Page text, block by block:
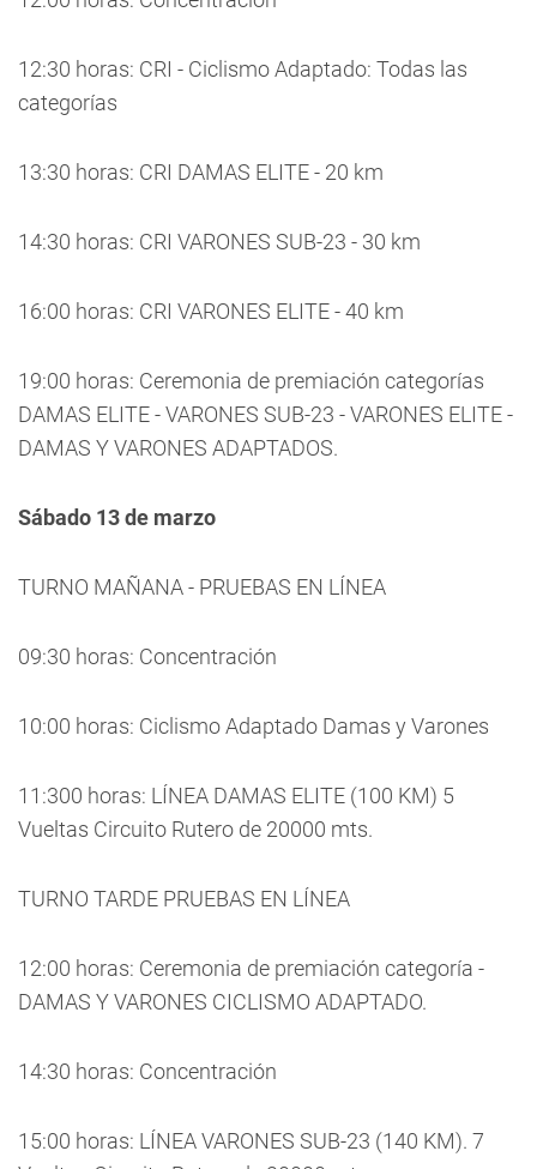
12:30 horas: CRI - Ciclismo Adaptado: Todas las
categorías
13:30 horas: CRI DAMAS ELITE - 20 km
14:30 horas: CRI VARONES SUB-23 - 30 km
16:00 horas: CRI VARONES ELITE - 40 km
19:00 horas: Ceremonia de premiación categorías
DAMAS ELITE - VARONES SUB-23 - VARONES ELITE -
DAMAS Y VARONES ADAPTADOS.
Sábado 13 de marzo
TURNO MAÑANA - PRUEBAS EN LÍNEA
09:30 horas: Concentración
10:00 horas: Ciclismo Adaptado Damas y Varones
11:300 horas: LÍNEA DAMAS ELITE (100 KM) 5
Vueltas Circuito Rutero de 20000 mts.
TURNO TARDE PRUEBAS EN LÍNEA
12:00 horas: Ceremonia de premiación categoría -
DAMAS Y VARONES CICLISMO ADAPTADO.
14:30 horas: Concentración
15:00 horas: LÍNEA VARONES SUB-23 (140 KM). 7